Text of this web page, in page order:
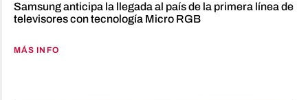
Samsung anticipa la llegada al país de la primera línea de
televisores con tecnología Micro RGB
MÁS INFO